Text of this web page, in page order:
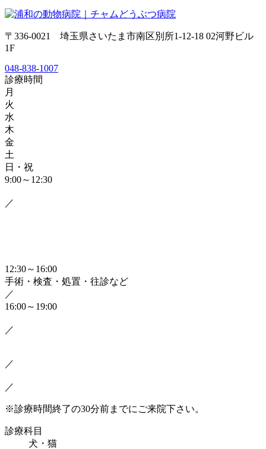
〒336-0021 埼玉県さいたま市南区別所1-12-18 02河野ビル
1F
048-838-1007
診療時間
月
火
水
木
金
土
日・祝
9:00～12:30
／
12:30～16:00
手術・検査・処置・往診など
／
16:00～19:00
／
／
／
※診療時間終了の30分前までにご来院下さい。
診療科目
犬・猫